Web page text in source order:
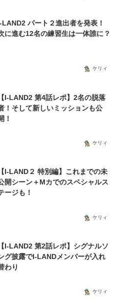
LAND2 パート２進出者を発表！
に進む12名の練習生は一体誰に？
ケリィ
【I-LAND2 第4話レポ】2名の脱落
！そして新しいミッションも公
！
ケリィ
【I-LAND２ 特別編】これまでの未
開シーン＋Mカでのスペシャルス
ージも！
ケリィ
【I-LAND2 第2話レポ】シグナルソ
グ披露でI-LANDメンバーが入れ
わり
ケリィ